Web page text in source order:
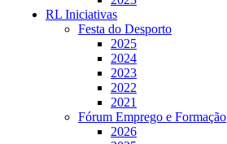
RL Iniciativas
Festa do Desporto
2025
2024
2023
2022
2021
Fórum Emprego e Formação
2026